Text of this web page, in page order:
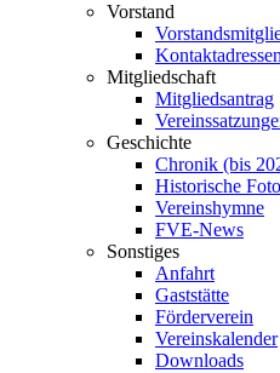
Vorstand
Mitgliedschaft
Mitgliedsantrag
Geschichte
Chronik (bis
Historische
Vereinshymne
FVE-News
Sonstiges
Anfahrt
Gaststätte
Förderverein
Vereinskalender
Downloads